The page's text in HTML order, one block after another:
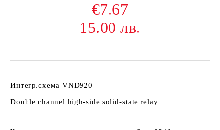
€7.67
15.00 лв.
Интегр.схема VND920
Double channel high-side solid-state relay